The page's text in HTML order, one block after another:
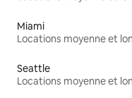
Miami
Seattle